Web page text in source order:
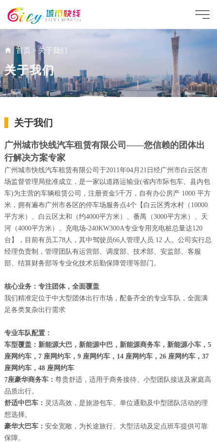
首页 > 关于我们
关于我们
关于我们
广州城市快线汽车租赁有限公司——您信赖的团体出
行解决方案专家
广州城市快线汽车租赁有限公司于2011年04月21日经广州市白云区市
场监督管理局批准成立，是一家以道路运输业(省内市际包车、县内包
车)为主营的车辆租赁公司，注册资金5千万，自有办公房产 1000 平方
米，拥有遍布广州市各区的停车场服务点4个【白云区秀水村（10000
平方米）、白云区太和（约4000平方米）、番禺（3000平方米）、天
河（4000平方米）、充电场-240KW300A专业专用充电桩总量达120
台】，目前有员工78人，其中驾驶员66人管理人员 12 人。公司实行总
经理负责制，管理团队有运营部、调度部、技术部、安监部、客服
部、结算财务部等专业化技术后勤保障管理等部门。
核心业务：专注团体，全面覆盖
我们精准定位于中大型团体出行市场，配备齐全的专业车队，全面满
足各类复杂出行需求
专业车队配置：
车型覆盖：新能源大巴，新能源中巴，新能源商务车，新能源小车，5
座网约车，7 座网约车，9 座网约车，14 座网约车，26 座网约车，37
座网约车，48 座网约车
7座豪华商务车： 尊贵舒适，适用于商务接待、小型团队接送及家庭高
品质出行。
舒适中巴车： 灵活高效，是旅游包车、单位通勤及中型团队活动的理
想选择。
豪华大巴车： 安全宽敞，为长途旅行、大型活动及定点班车提供可靠
保障。